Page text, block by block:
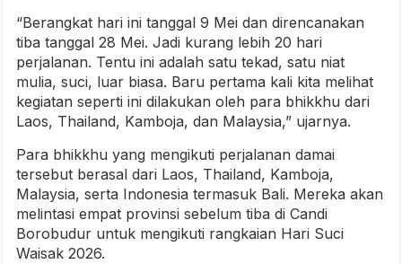
“Berangkat hari ini tanggal 9 Mei dan direncanakan
tiba tanggal 28 Mei. Jadi kurang lebih 20 hari
perjalanan. Tentu ini adalah satu tekad, satu niat
mulia, suci, luar biasa. Baru pertama kali kita melihat
kegiatan seperti ini dilakukan oleh para bhikkhu dari
Laos, Thailand, Kamboja, dan Malaysia,” ujarnya.
Para bhikkhu yang mengikuti perjalanan damai
tersebut berasal dari Laos, Thailand, Kamboja,
Malaysia, serta Indonesia termasuk Bali. Mereka akan
melintasi empat provinsi sebelum tiba di Candi
Borobudur untuk mengikuti rangkaian Hari Suci
Waisak 2026.